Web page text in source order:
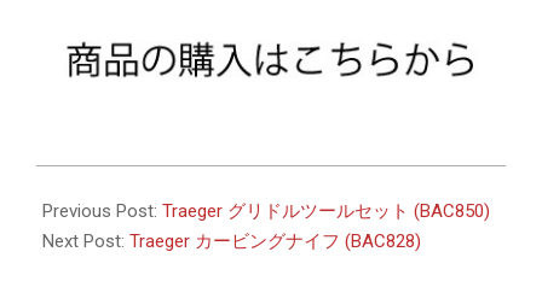
05-
21
Previous Post: Traeger グリドルツールセット (BAC850)
Next Post: Traeger カービングナイフ (BAC828)